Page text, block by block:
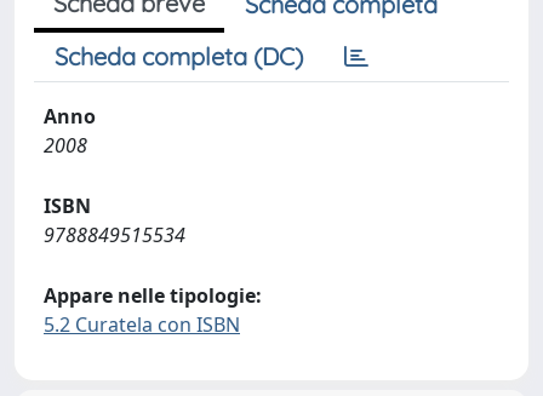
Scheda completa (DC)
Anno
2008
ISBN
9788849515534
Appare nelle tipologie:
5.2 Curatela con ISBN